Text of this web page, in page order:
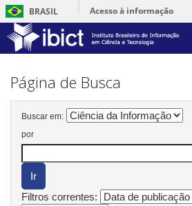
BRASIL
Acesso à informação
Skip
Página de Busca
Buscar em:
por
Filtros correntes: